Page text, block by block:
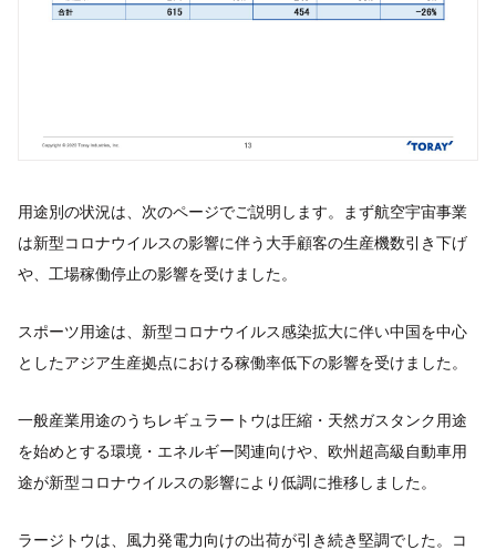
用途別の状況は、次のページでご説明します。まず航空宇宙事業
は新型コロナウイルスの影響に伴う大手顧客の生産機数引き下げ
や、工場稼働停止の影響を受けました。
スポーツ用途は、新型コロナウイルス感染拡大に伴い中国を中心
としたアジア生産拠点における稼働率低下の影響を受けました。
一般産業用途のうちレギュラートウは圧縮・天然ガスタンク用途
を始めとする環境・エネルギー関連向けや、欧州超高級自動車用
途が新型コロナウイルスの影響により低調に推移しました。
ラージトウは、風力発電力向けの出荷が引き続き堅調でした。コ